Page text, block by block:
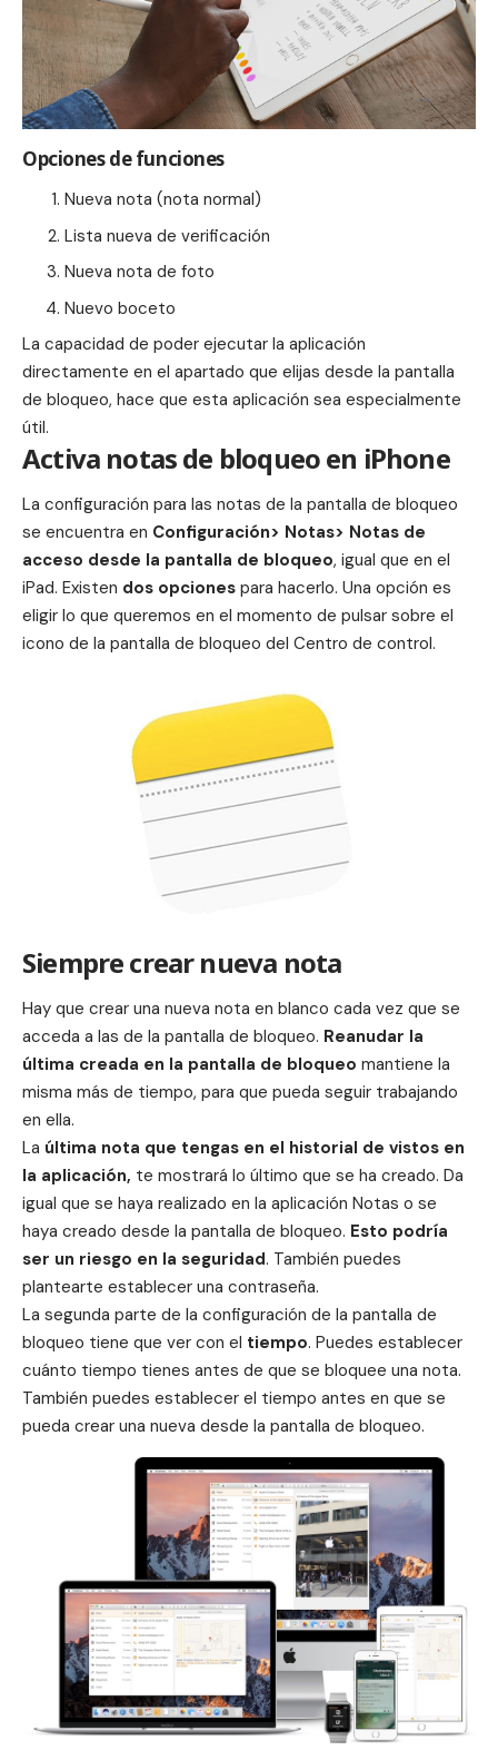
Opciones de funciones
Nueva nota (nota normal)
Lista nueva de verificación
Nueva nota de foto
Nuevo boceto
La capacidad de poder ejecutar la aplicación
directamente en el apartado que elijas desde la pantalla
de bloqueo, hace que esta aplicación sea especialmente
útil.
Activa notas de bloqueo en iPhone
La configuración para las notas de la pantalla de bloqueo
se encuentra en Configuración> Notas> Notas de
acceso desde la pantalla de bloqueo, igual que en el
iPad. Existen dos opciones para hacerlo. Una opción es
eligir lo que queremos en el momento de pulsar sobre el
icono de la pantalla de bloqueo del Centro de control.
Siempre crear nueva nota
Hay que crear una nueva nota en blanco cada vez que se
acceda a las de la pantalla de bloqueo. Reanudar la
última creada en la pantalla de bloqueo mantiene la
misma más de tiempo, para que pueda seguir trabajando
en ella.
La última nota que tengas en el historial de vistos en
la aplicación, te mostrará lo último que se ha creado. Da
igual que se haya realizado en la aplicación Notas o se
haya creado desde la pantalla de bloqueo. Esto podría
ser un riesgo en la seguridad. También puedes
plantearte establecer una contraseña.
La segunda parte de la configuración de la pantalla de
bloqueo tiene que ver con el tiempo. Puedes establecer
cuánto tiempo tienes antes de que se bloquee una nota.
También puedes establecer el tiempo antes en que se
pueda crear una nueva desde la pantalla de bloqueo.